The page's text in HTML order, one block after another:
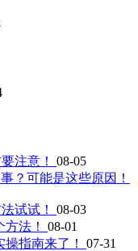
注意！ 08-05
？可能是这些原因！
试试！ 08-03
法！ 08-01
操指南来了！ 07-31